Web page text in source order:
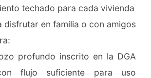
techado para cada vivienda
disfrutar en familia o con amigos
profundo inscrito en la DGA
flujo suficiente para uso